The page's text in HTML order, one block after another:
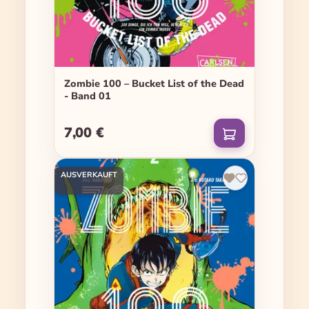
Zombie 100 – Bucket List of the Dead
- Band 01
Regulärer Preis:
7,00 €
AUSVERKAUFT